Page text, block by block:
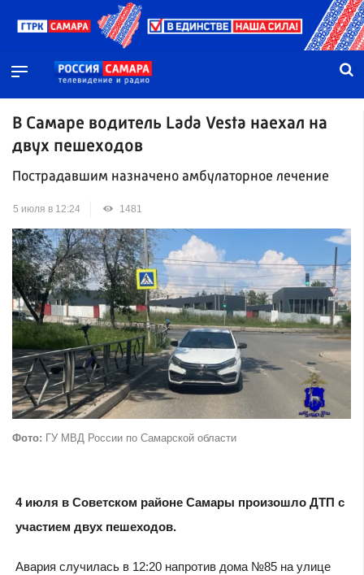
В Самаре водитель Lada Vesta наехал на
двух пешеходов
Пострадавшим назначено амбулаторное лечение
5 июля в 12:24 1481
Фото: ГУ МВД России по Самарской области
4 июля в Советском районе Самары произошло ДТП с
участием двух пешеходов.
Авария случилась в 12:20 напротив дома №85 на улице